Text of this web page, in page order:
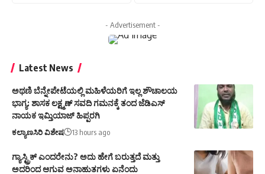
- Advertisement -
Latest News
ಅಥಣಿ ಬೆನ್ನೇಪೇಟೆಯಲ್ಲಿ ಮಹಿಳೆಯರಿಗೆ ಇಲ್ಲ ಶೌಚಾಲಯ
ಭಾಗ್ಯ: ಶಾಸಕ ಲಕ್ಷ್ಮಣ್ ಸವದಿ ಗಮನಕ್ಕೆ ತಂದ ಜೆಡಿಎಸ್
ನಾಯಕ ಇಮ್ತಿಯಾಜ್ ಹಿಪ್ಪರಗಿ
ಕಲ್ಯಾಣಸಿರಿ ವಿಶೇಷ 13 hours ago
ಗ್ಯಾಸ್ಟ್ರಿಕ್ ಎಂದರೇನು? ಅದು ಹೇಗೆ ಬರುತ್ತದೆ ಮತ್ತು
ಅದರಿಂದ ಆಗುವ ಅನಾಹುತಗಳು ಏನೆಂದು